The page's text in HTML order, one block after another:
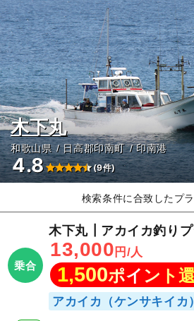
木下丸
和歌山県 日高郡印南町 印南港
4.8 (9件)
検索条件に合致したプラ
乗合
木下丸┃アカイカ釣り
13,000 円/人
1,500ポイント
アカイカ（ケンサキイカ）